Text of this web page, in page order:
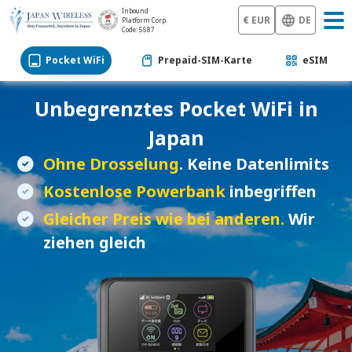
Inbound
Platform Corp.
Code: 5587
€ EUR DE
Pocket WiFi Prepaid-SIM-Karte eSIM
Unbegrenztes Pocket WiFi in
Japan
Ohne Drosselung. Keine Datenlimits
Kostenlose Powerbank inbegriffen
Gleicher Preis wie bei anderen. Wir
ziehen gleich